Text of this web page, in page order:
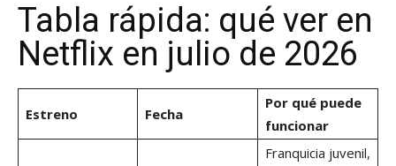
Tabla rápida: qué ver en
Netflix en julio de 2026
Estreno Fecha
Por qué puede
funcionar
Franquicia juvenil,